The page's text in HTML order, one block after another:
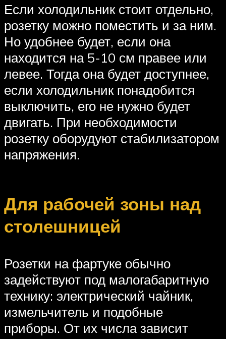
Если холодильник стоит отдельно,
розетку можно поместить и за ним.
Но удобнее будет, если она
находится на 5-10 см правее или
левее. Тогда она будет доступнее,
если холодильник понадобится
выключить, его не нужно будет
двигать. При необходимости
розетку оборудуют стабилизатором
напряжения.
Для рабочей зоны над
столешницей
Розетки на фартуке обычно
задействуют под малогабаритную
технику: электрический чайник,
измельчитель и подобные
приборы. От их числа зависит